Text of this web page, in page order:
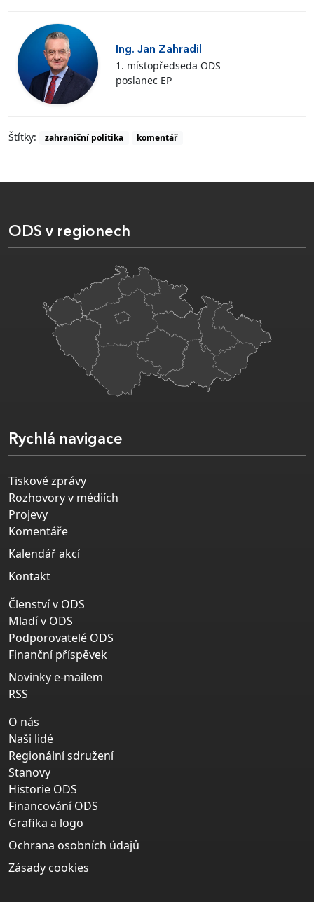
Ing. Jan Zahradil
1. místopředseda ODS
poslanec EP
Štítky: zahraniční politika komentář
ODS v regionech
Rychlá navigace
Tiskové zprávy
Rozhovory v médiích
Projevy
Komentáře
Kalendář akcí
Kontakt
Členství v ODS
Mladí v ODS
Podporovatelé ODS
Finanční příspěvek
Novinky e-mailem
RSS
O nás
Naši lidé
Regionální sdružení
Stanovy
Historie ODS
Financování ODS
Grafika a logo
Ochrana osobních údajů
Zásady cookies